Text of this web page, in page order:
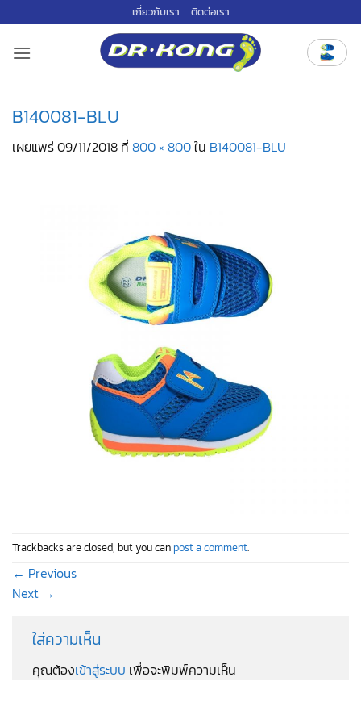
ไป
เกี่ยวกับเรา ติดต่อเรา
B140081-BLU
เผยแพร่09/11/2018 ที่ 800 × 800ใน B140081-BLU
Trackbacks are closed, but you can post a comment.
← Previous
Next →
ใส่ความเห็น
คุณต้องเข้าสู่ระบบ เพื่อจะพิมพ์ความเห็น